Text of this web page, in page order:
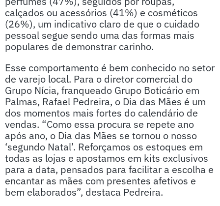
calçados ou acessórios (41%) e cosméticos
(26%), um indicativo claro de que o cuidado
pessoal segue sendo uma das formas mais
populares de demonstrar carinho.
Esse comportamento é bem conhecido no setor
de varejo local. Para o diretor comercial do
Grupo Nícia, franqueado Grupo Boticário em
Palmas, Rafael Pedreira, o Dia das Mães é um
dos momentos mais fortes do calendário de
vendas. “Como essa procura se repete ano
após ano, o Dia das Mães se tornou o nosso
‘segundo Natal’. Reforçamos os estoques em
todas as lojas e apostamos em kits exclusivos
para a data, pensados para facilitar a escolha e
encantar as mães com presentes afetivos e
bem elaborados”, destaca Pedreira.